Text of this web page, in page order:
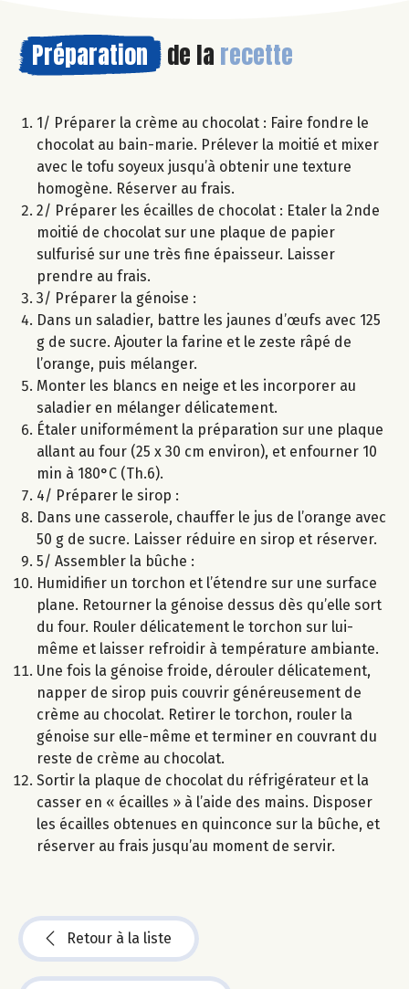
Préparation de la recette
1/ Préparer la crème au chocolat : Faire fondre le
chocolat au bain-marie. Prélever la moitié et mixer
avec le tofu soyeux jusqu’à obtenir une texture
homogène. Réserver au frais.
2/ Préparer les écailles de chocolat : Etaler la 2nde
moitié de chocolat sur une plaque de papier
sulfurisé sur une très fine épaisseur. Laisser
prendre au frais.
3/ Préparer la génoise :
Dans un saladier, battre les jaunes d’œufs avec 125
g de sucre. Ajouter la farine et le zeste râpé de
l’orange, puis mélanger.
Monter les blancs en neige et les incorporer au
saladier en mélanger délicatement.
Étaler uniformément la préparation sur une plaque
allant au four (25 x 30 cm environ), et enfourner 10
min à 180°C (Th.6).
4/ Préparer le sirop :
Dans une casserole, chauffer le jus de l’orange avec
50 g de sucre. Laisser réduire en sirop et réserver.
5/ Assembler la bûche :
Humidifier un torchon et l’étendre sur une surface
plane. Retourner la génoise dessus dès qu’elle sort
du four. Rouler délicatement le torchon sur lui-
même et laisser refroidir à température ambiante.
Une fois la génoise froide, dérouler délicatement,
napper de sirop puis couvrir généreusement de
crème au chocolat. Retirer le torchon, rouler la
génoise sur elle-même et terminer en couvrant du
reste de crème au chocolat.
Sortir la plaque de chocolat du réfrigérateur et la
casser en « écailles » à l’aide des mains. Disposer
les écailles obtenues en quinconce sur la bûche, et
réserver au frais jusqu’au moment de servir.
Retour à la liste